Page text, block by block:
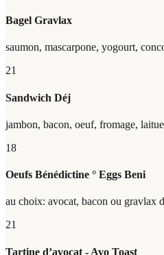
Bagel Gravlax
saumon, mascarpone, yogourt,
21
Sandwich Déj
jambon, bacon, oeuf, fromage,
18
Oeufs Bénédictine ° Eggs Beni
au choix: avocat, bacon ou gravlax
21
Tartine d’avocat - Avo Toast